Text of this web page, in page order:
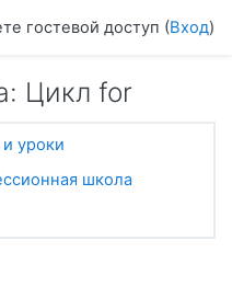
гостевой доступ (Вход)
Цикл for
уроки
школа